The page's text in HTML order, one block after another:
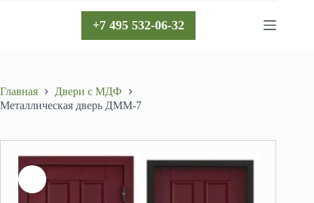
+7 495 532-06-32
Главная
Двери с МДФ
Металлическая дверь ДММ-7